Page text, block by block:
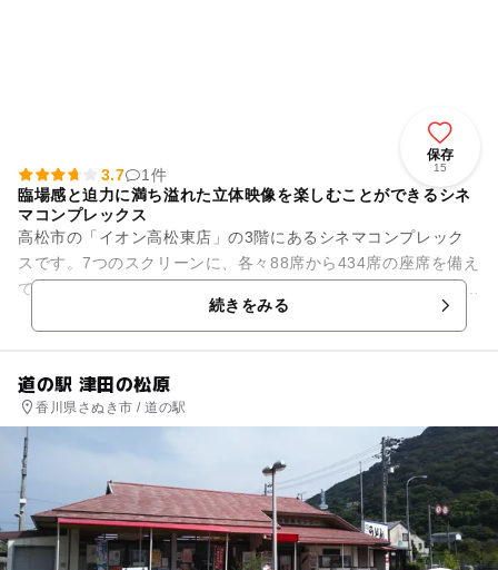
保存
15
3.7
1件
臨場感と迫力に満ち溢れた立体映像を楽しむことができるシネ
マコンプレックス
高松市の「イオン高松東店」の3階にあるシネマコンプレック
スです。7つのスクリーンに、各々88席から434席の座席を備え
ています。最も大きな1番スクリーンと座席数246席の6番の2つ
続きをみる
道の駅 津田の松原
香川県さぬき市 / 道の駅